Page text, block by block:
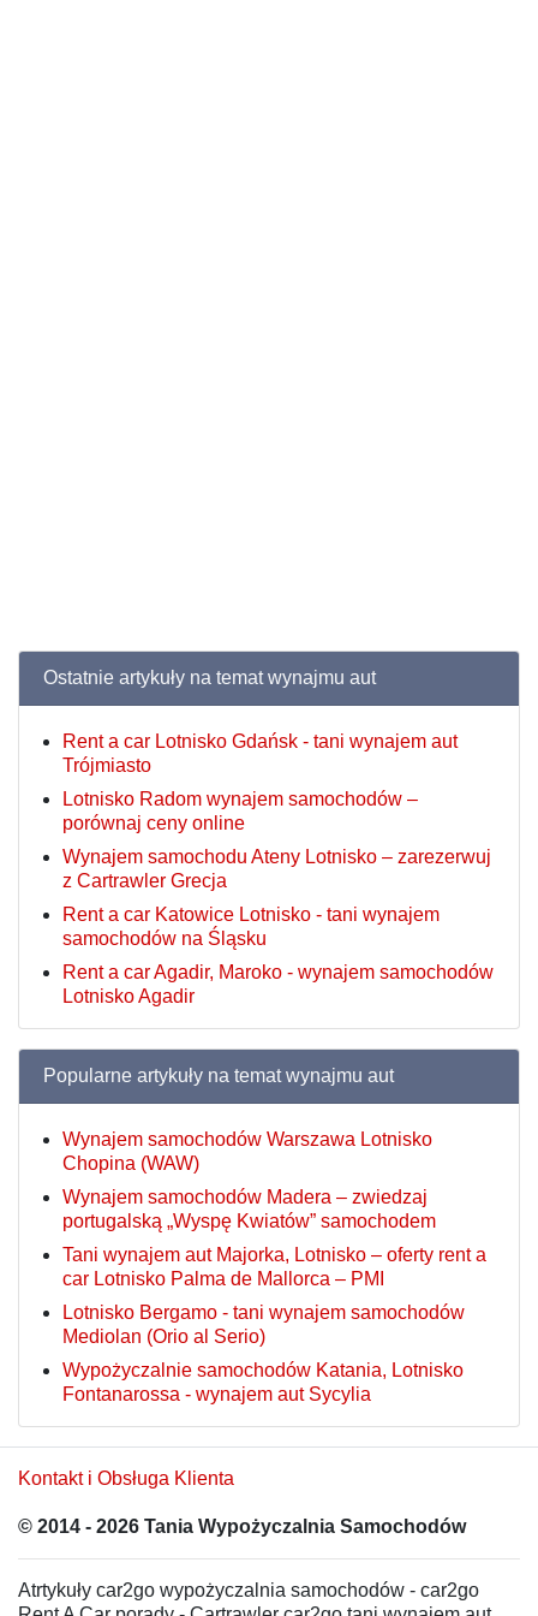
Ostatnie artykuły na temat wynajmu aut
Rent a car Lotnisko Gdańsk - tani wynajem aut
Trójmiasto
Lotnisko Radom wynajem samochodów –
porównaj ceny online
Wynajem samochodu Ateny Lotnisko – zarezerwuj
z Cartrawler Grecja
Rent a car Katowice Lotnisko - tani wynajem
samochodów na Śląsku
Rent a car Agadir, Maroko - wynajem samochodów
Lotnisko Agadir
Popularne artykuły na temat wynajmu aut
Wynajem samochodów Warszawa Lotnisko
Chopina (WAW)
Wynajem samochodów Madera – zwiedzaj
portugalską „Wyspę Kwiatów” samochodem
Tani wynajem aut Majorka, Lotnisko – oferty rent a
car Lotnisko Palma de Mallorca – PMI
Lotnisko Bergamo - tani wynajem samochodów
Mediolan (Orio al Serio)
Wypożyczalnie samochodów Katania, Lotnisko
Fontanarossa - wynajem aut Sycylia
Kontakt i Obsługa Klienta
© 2014 - 2026 Tania Wypożyczalnia Samochodów
Atrtykuły car2go wypożyczalnia samochodów - car2go